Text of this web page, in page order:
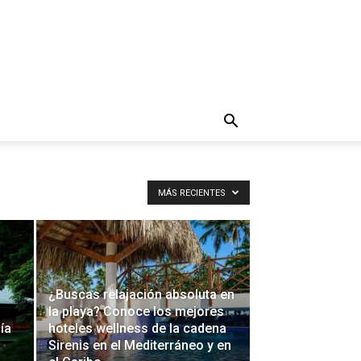
MÁS RECIENTES
¿Buscas relajación absoluta en
la playa? Conoce los mejores
hoteles wellness de la cadena
Sirenis en el Mediterráneo y en